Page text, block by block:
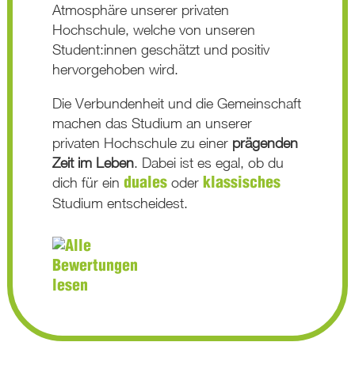
Atmosphäre unserer privaten
Hochschule, welche von unseren
Student:innen geschätzt und positiv
hervorgehoben wird.
Die Verbundenheit und die Gemeinschaft
machen das Studium an unserer
privaten Hochschule zu einer prägenden
Zeit im Leben. Dabei ist es egal, ob du
dich für ein dualesoder klassisches
Studium entscheidest.